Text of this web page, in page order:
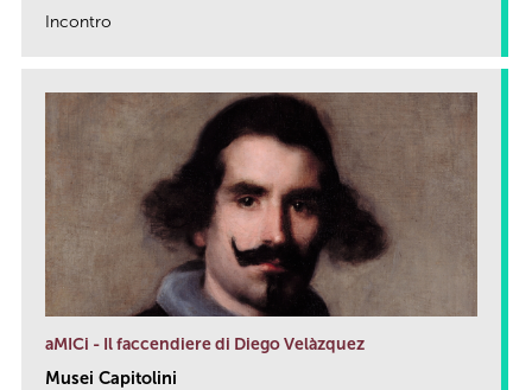
Incontro
aMICi - Il faccendiere di Diego Velàzquez
Musei Capitolini